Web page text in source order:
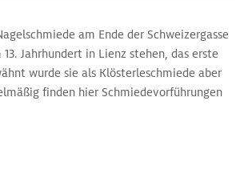
am Ende der Schweizergasse
Jahrhundert in Lienz stehen, das erste
wurde sie als Klösterleschmiede aber
finden hier Schmiedevorführungen